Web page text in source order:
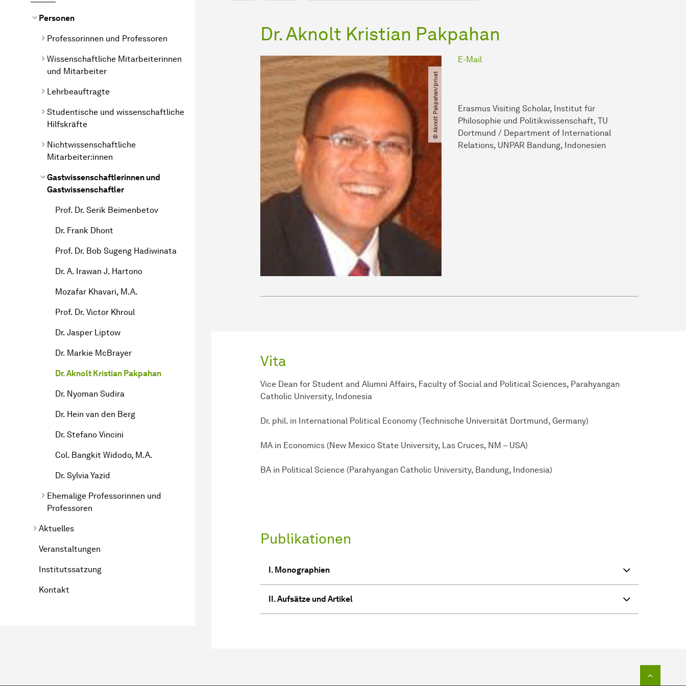
Personen
Professorinnen und Professoren
Wissenschaftliche Mitarbeiterinnen
und Mitarbeiter
Lehrbeauftragte
Studentische und wissenschaftliche
Hilfskräfte
Nichtwissenschaftliche
Mitarbeiter:innen
Gastwissenschaftlerinnen und
Gastwissenschaftler
Prof. Dr. Serik Beimenbetov
Dr. Frank Dhont
Prof. Dr. Bob Sugeng Hadiwinata
Dr. A. Irawan J. Hartono
Mozafar Khavari, M.A.
Prof. Dr. Victor Khroul
Dr. Jasper Liptow
Dr. Markie McBrayer
Dr. Aknolt Kristian Pakpahan
Dr. Nyoman Sudira
Dr. Hein van den Berg
Dr. Stefano Vincini
Col. Bangkit Widodo, M.A.
Dr. Sylvia Yazid
Ehemalige Professorinnen und
Professoren
Aktuelles
Veranstaltungen
Institutssatzung
Kontakt
Dr. Aknolt Kristian Pakpahan
© Aknolt Pakpahan​/​privat
E-Mail
Erasmus Visiting Scholar, Institut für
Philosophie und Politikwissenschaft, TU
Dortmund / Department of International
Relations, UNPAR Bandung, Indonesien
Vita
Vice Dean for Student and Alumni Affairs, Faculty of Social and Political Sciences, Parahyangan
Catholic University, Indonesia
Dr. phil. in International Political Economy (Technische Universität Dortmund, Germany)
MA in Economics (New Mexico State University, Las Cruces, NM – USA)
BA in Political Science (Parahyangan Catholic University, Bandung, Indonesia)
Publikationen
I. Monographien
II. Aufsätze und Artikel